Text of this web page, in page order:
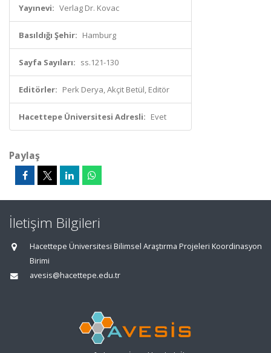
Yayınevi: Verlag Dr. Kovac
Basıldığı Şehir: Hamburg
Sayfa Sayıları: ss.121-130
Editörler: Perk Derya, Akçit Betül, Editör
Hacettepe Üniversitesi Adresli: Evet
Paylaş
İletişim Bilgileri
Hacettepe Üniversitesi Bilimsel Araştırma Projeleri Koordinasyon
Birimi
avesis@hacettepe.edu.tr